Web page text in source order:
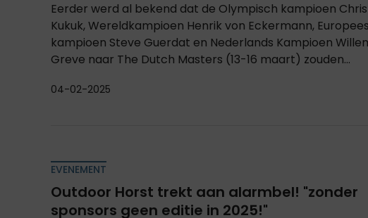
Eerder werd al bekend dat de Olympisch kampioen
Kukuk, Wereldkampioen Henrik von Eckermann, Europees
kampioen Steve Guerdat en Nederlands Kampioen
Greve naar The Dutch Masters (13-16 maart) zouden...
04-02-2025
EVENEMENT
Outdoor Horst trekt aan alarmbel! "zonder
sponsors geen editie in 2025!"